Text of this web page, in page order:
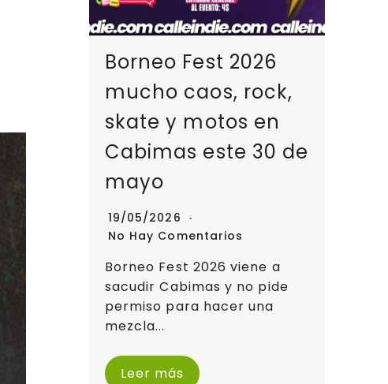
Borneo Fest 2026
mucho caos, rock,
skate y motos en
Cabimas este 30 de
mayo
19/05/2026
No Hay Comentarios
Borneo Fest 2026 viene a
sacudir Cabimas y no pide
permiso para hacer una
mezcla...
Leer más